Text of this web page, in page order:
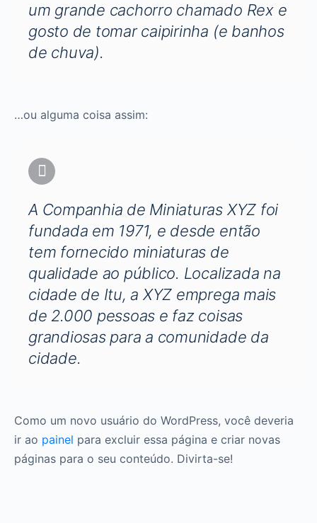
um grande cachorro chamado Rex e
gosto de tomar caipirinha (e banhos
de chuva).
…ou alguma coisa assim:
A Companhia de Miniaturas XYZ foi
fundada em 1971, e desde então
tem fornecido miniaturas de
qualidade ao público. Localizada na
cidade de Itu, a XYZ emprega mais
de 2.000 pessoas e faz coisas
grandiosas para a comunidade da
cidade.
Como um novo usuário do WordPress, você deveria
ir ao painel para excluir essa página e criar novas
páginas para o seu conteúdo. Divirta-se!